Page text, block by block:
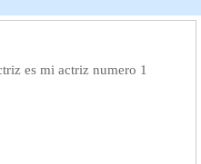
es mi actriz numero 1